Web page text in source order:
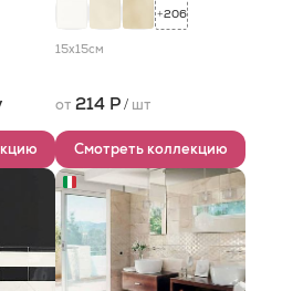
+206
15x15см
от 214 Р/ шт
Смотреть коллекцию